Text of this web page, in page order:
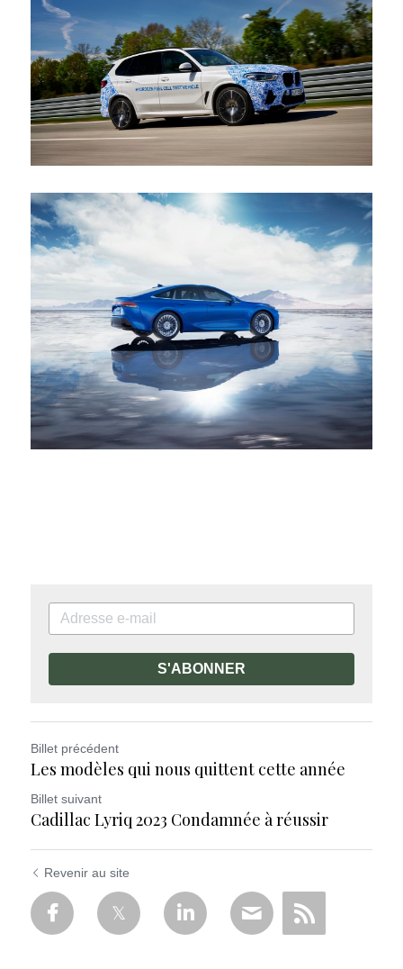
S'ABONNER
Billet précédent
Les modèles qui nous quittent cette année
Billet suivant
Cadillac Lyriq 2023 Condamnée à réussir
Revenir au site